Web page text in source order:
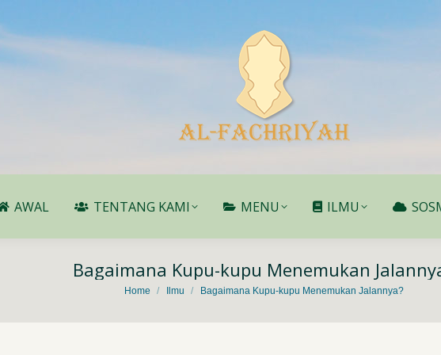
AWAL TENTANG KAMI MENU ILMU
Bagaimana Kupu-kupu Menemukan
You are here:
Home Ilmu Bagaimana Kupu-kupu Menemukan Jalannya?
AWAL TENTANG KAMI MENU